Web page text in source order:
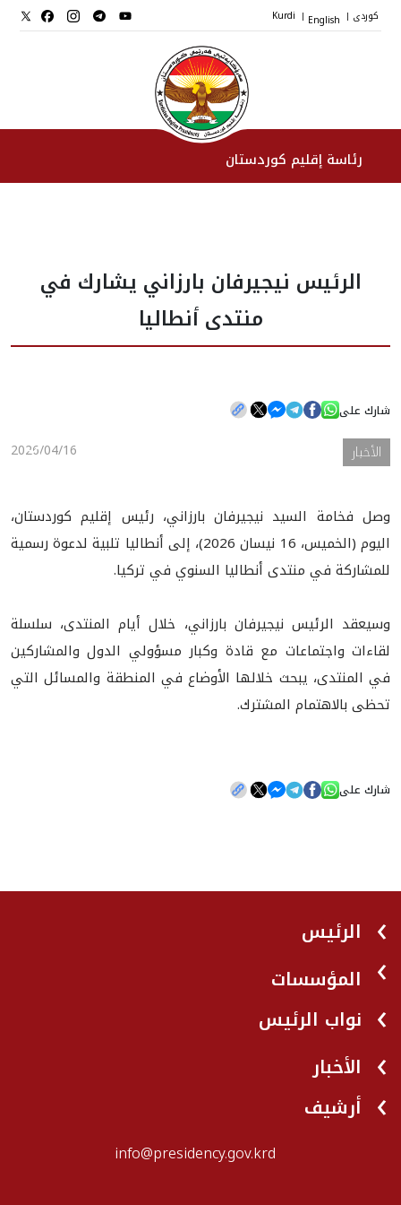
کوردی |
English
|
Kurdi
رئاسة إقليم كوردستان
نواب الرئيس
طاقم الرئاسة
المؤسسات
الأخبار
المعرض
الرئيس نيجيرفان بارزاني يشارك في
منتدى أنطاليا
شارك على
2026/04/16 الأخبار
وصل فخامة السيد نيجيرفان بارزاني، رئيس إقليم كوردستان،
اليوم (الخميس، 16 نيسان 2026)، إلى أنطاليا تلبية لدعوة رسمية
للمشاركة في منتدى أنطاليا السنوي في تركيا.
وسيعقد الرئيس نيجيرفان بارزاني، خلال أيام المنتدى، سلسلة
لقاءات واجتماعات مع قادة وكبار مسؤولي الدول والمشاركين
في المنتدى، يبحث خلالها الأوضاع في المنطقة والمسائل التي
تحظى بالاهتمام المشترك.
شارك على
الرئيس
المؤسسات
نواب الرئيس
الأخبار
أرشيف
info@presidency.gov.krd